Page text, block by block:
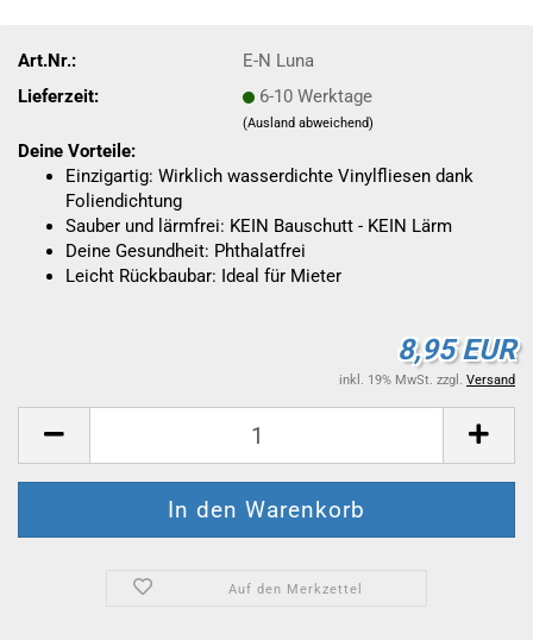
Art.Nr.:
E-N Luna
Lieferzeit:
6-10 Werktage
(Ausland abweichend)
Deine Vorteile:
Einzigartig: Wirklich wasserdichte Vinylfliesen dank
Foliendichtung
Sauber und lärmfrei: KEIN Bauschutt - KEIN Lärm
Deine Gesundheit: Phthalatfrei
Leicht Rückbaubar: Ideal für Mieter
8,95 EUR
inkl. 19% MwSt. zzgl. Versand
Auf den Merkzettel